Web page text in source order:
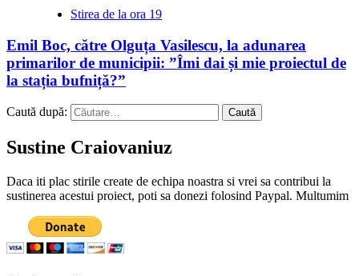
Stirea de la ora 19
Emil Boc, către Olguța Vasilescu, la adunarea
primarilor de municipii: ”Îmi dai și mie proiectul de
la stația bufniță?”
Caută după:
Sustine Craiovaniuz
Daca iti plac stirile create de echipa noastra si vrei sa contribui la
sustinerea acestui proiect, poti sa donezi folosind Paypal. Multumim